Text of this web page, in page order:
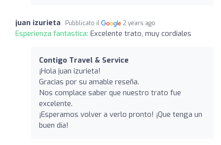
juan izurieta Pubblicato il 2 years ago
Esperienza fantastica: Excelente trato, muy cordiales
Contigo Travel & Service
¡Hola juan izurieta!
Gracias por su amable reseña.
Nos complace saber que nuestro trato fue
excelente.
¡Esperamos volver a verlo pronto! ¡Que tenga un
buen día!